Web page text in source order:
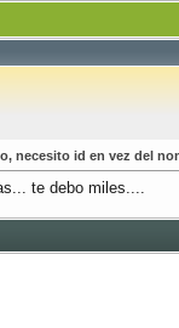
necesito id en vez del
te debo miles....